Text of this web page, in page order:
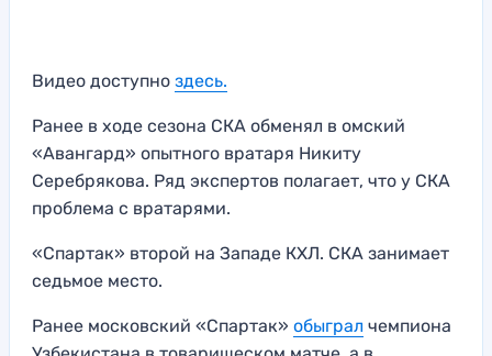
Видео доступно здесь.
Ранее в ходе сезона СКА обменял в омский
«Авангард» опытного вратаря Никиту
Серебрякова. Ряд экспертов полагает, что у СКА
проблема с вратарями.
«Спартак» второй на Западе КХЛ. СКА занимает
седьмое место.
Ранее московский «Спартак» обыграл чемпиона